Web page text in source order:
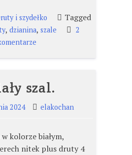
i szydełko Tagged
, dzianina, szale
2
do
szal.
2024 elakochan
kolorze białym,
nitek plus druty 4